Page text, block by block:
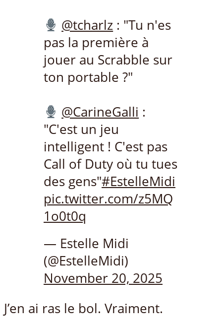
@tcharlz : "Tu n'es
pas la première à
jouer au Scrabble sur
ton portable ?"
@CarineGalli :
"C'est un jeu
intelligent ! C'est pas
Call of Duty où tu tues
des gens"#EstelleMidi
pic.twitter.com/z5MQ
1o0t0q
— Estelle Midi
(@EstelleMidi)
November 20, 2025
J’en ai ras le bol. Vraiment.